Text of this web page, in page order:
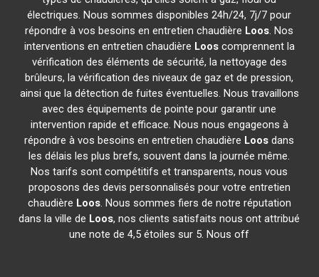
électriques. Nous sommes disponibles 24h/24, 7j/7 pour
répondre à vos besoins en entretien chaudière Loos. Nos
interventions en entretien chaudière Looscomprennent la
vérification des éléments de sécurité, la nettoyage des
brûleurs, la vérification des niveaux de gaz et de pression,
ainsi que la détection de fuites éventuelles. Nous travaillons
avec des équipements de pointe pour garantir une
intervention rapide et efficace. Nous nous engageons à
répondre à vos besoins en entretien chaudière Loos dans
les délais les plus brefs, souvent dans la journée même.
Nos tarifs sont compétitifs et transparents, nous vous
proposons des devis personnalisés pour votre entretien
chaudière Loos. Nous sommes fiers de notre réputation
dans la ville de Loos, nos clients satisfaits nous ont attribué
une note de 4,5 étoiles sur 5. Nous off